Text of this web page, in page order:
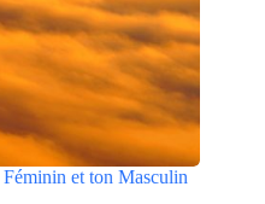
et ton Masculin